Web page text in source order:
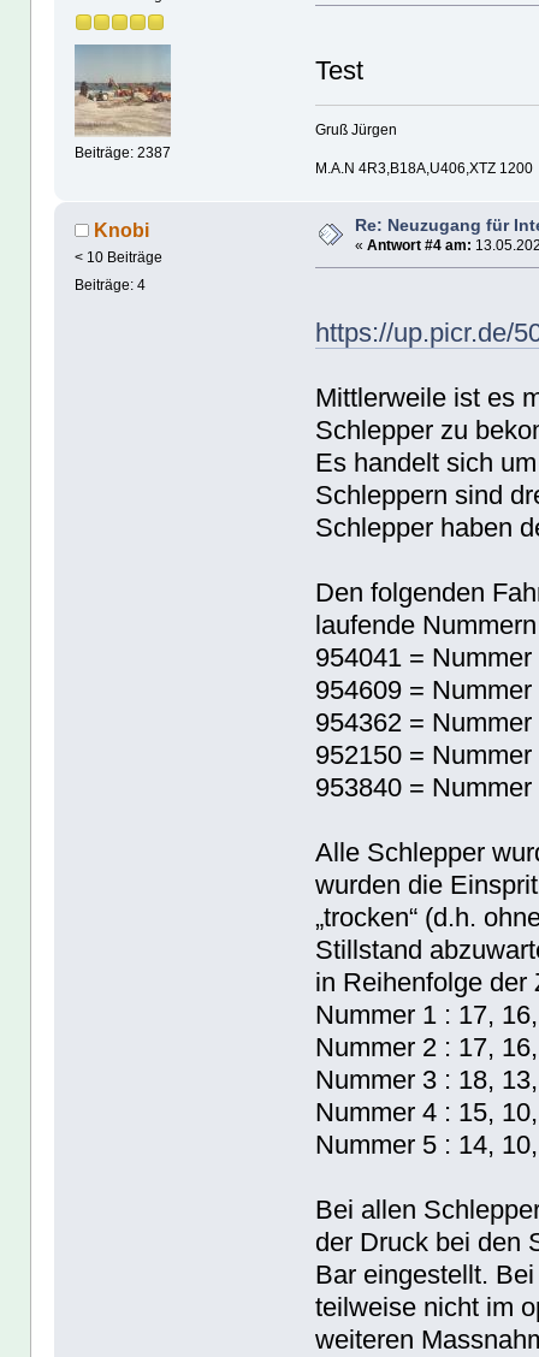
Beiträge: 2387
Test
Gruß Jürgen
M.A.N 4R3,B18A,U406,XTZ 1200
Knobi
< 10 Beiträge
Beiträge: 4
Re: Neuzugang für
« Antwort #4 am:
https://up.picr.de/
Mittlerweile ist es
Schlepper zu
Es handelt sich
Schleppern sind
Schlepper haben
Den folgenden
laufende
954041 =
954609 =
954362 =
952150 =
953840 =
Alle Schlepper
wurden die
„trocken“ (d.h.
Stillstand
in Reihenfolge der
Nummer 1 : 17,
Nummer 2 : 17,
Nummer 3 : 18,
Nummer 4 : 15,
Nummer 5 : 14,
Bei allen
der Druck bei den
Bar eingestellt.
teilweise nicht im
weiteren